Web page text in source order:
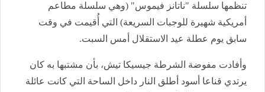
تنظمها سلسلة "ناتانز فيموس" (وهي سلسلة مطاعم
أمريكية شهيرة للوجبات السريعة) التي أُقيمت في وقت
سابق يوم عطلة عيد الاستقلال أمس السبت.
وأفادت مفوضة الشرطة جيسيكا تيش، بأن مشتبها به كان
يرتدي قناعا أسود أطلق النار داخل الساحة التي كانت عائلة